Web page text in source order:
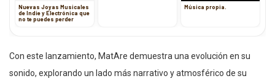
Nuevas Joyas Musicales
de Indie y Electrónica que
no te puedes perder
Música propia.
Con este lanzamiento, MatAre demuestra una evolución en su
sonido, explorando un lado más narrativo y atmosférico de su